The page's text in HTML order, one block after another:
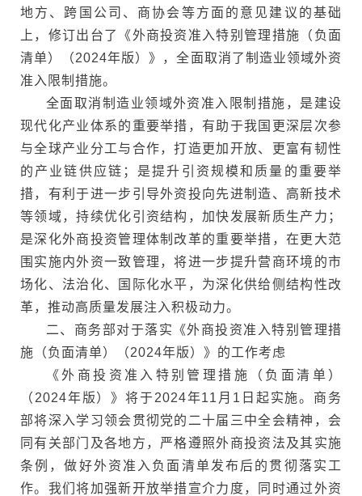
地方、跨国公司、商协会等方面的意见建议的基础
上，修订出台了《外商投资准入特别管理措施（负面
清单）（2024年版）》，全面取消了制造业领域外资
准入限制措施。
全面取消制造业领域外资准入限制措施，是建设
现代化产业体系的重要举措，有助于我国更深层次参
与全球产业分工与合作，打造更加开放、更富有韧性
的产业链供应链；是提升引资规模和质量的重要举
措，有利于进一步引导外资投向先进制造、高新技术
等领域，持续优化引资结构，加快发展新质生产力；
是深化外商投资管理体制改革的重要举措，在更大范
围实施内外资一致管理，将进一步提升营商环境的市
场化、法治化、国际化水平，为深化供给侧结构性改
革，推动高质量发展注入积极动力。
二、商务部对于落实《外商投资准入特别管理措
施（负面清单）（2024年版）》的工作考虑
《外商投资准入特别管理措施（负面清单）
（2024年版）》将于2024年11月1日起实施。商务
部将深入学习领会贯彻党的二十届三中全会精神，会
同有关部门及各地方，严格遵照外商投资法及其实施
条例，做好外资准入负面清单发布后的贯彻落实工
作。我们将加强新开放举措宣介力度，同时通过外资